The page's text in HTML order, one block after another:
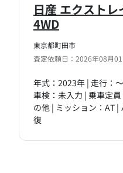
東京都町田市
査定依頼日：2026年08月01
日産 エクスト
4WD
年式：2023年 | 走行：
車検：未入力 | 乗車定
の他 | ミッション：AT
復